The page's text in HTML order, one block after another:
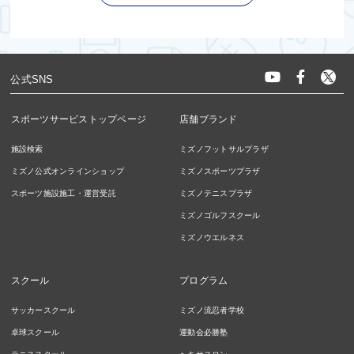
公式SNS
スポーツサービストップページ
施設検索
ミズノ公式オンラインショップ
スポーツ施設施工・運営受託
店舗ブランド
ミズノフットサルプラザ
ミズノスポーツプラザ
ミズノテニスプラザ
ミズノゴルフスクール
ミズノウエルネス
スクール
サッカースクール
卓球スクール
プログラム
ミズノ流忍者学校
運動会必勝塾